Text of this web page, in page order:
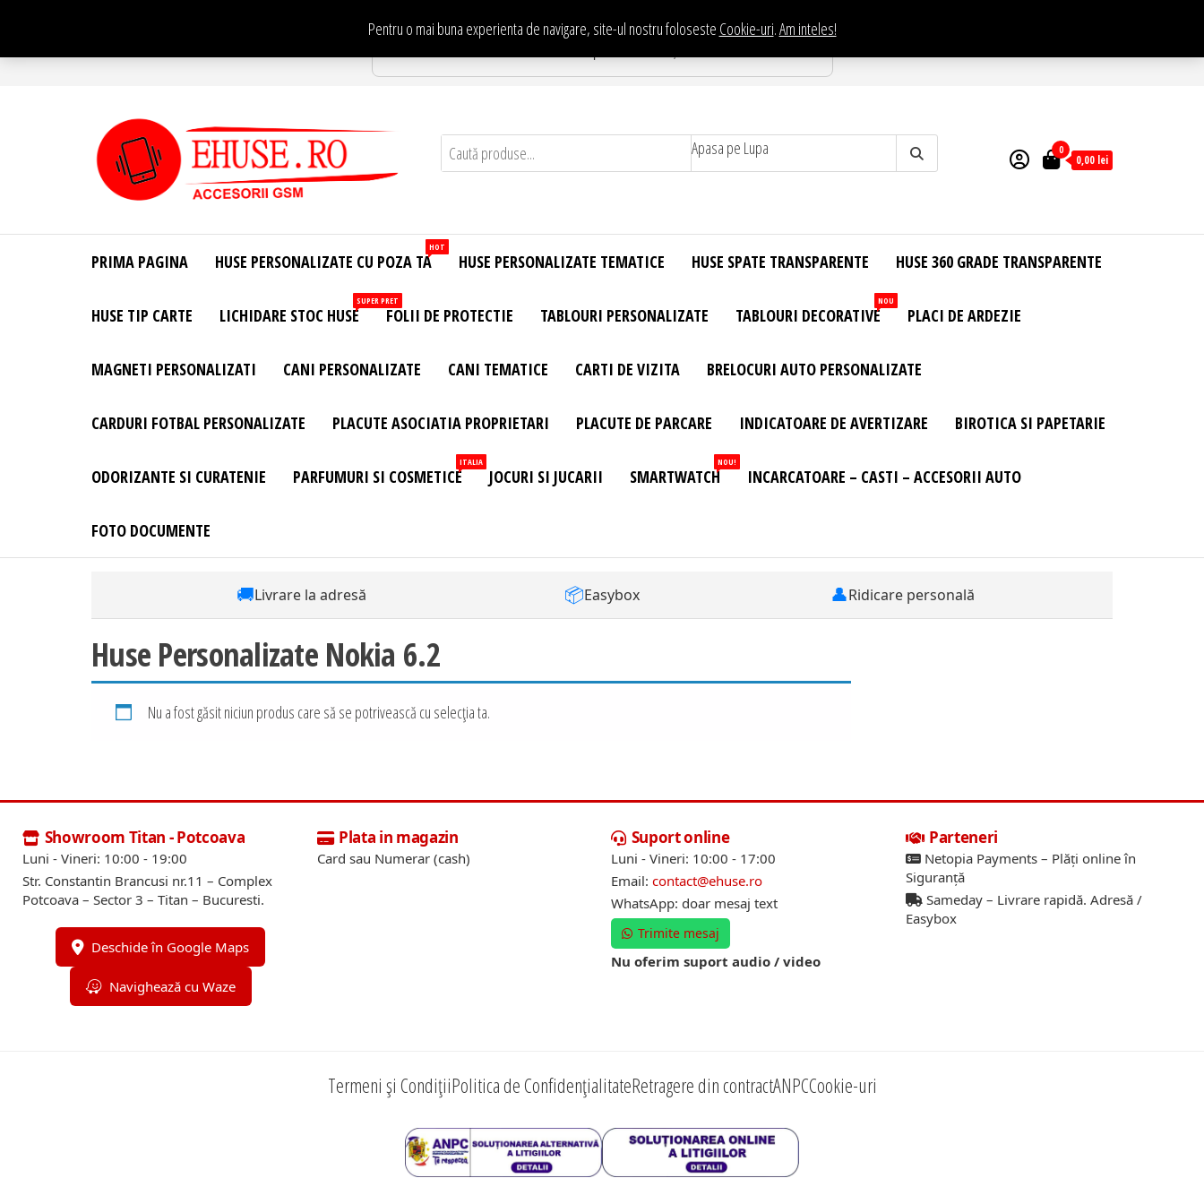
conținut
Pentru o mai buna experienta de navigare, site-ul nostru foloseste Cookie-uri.Am inteles!
Te asteptam in Showroom eHuse.ro
Site Oficial .
Huse
Personalizate
Huse
Personalizate
Telefon –
– Accesorii
Apasa pe Lupa 0
0,00 lei
PRIMA PAGINA HUSE PERSONALIZATE CU POZA TA
HOT
HUSE PERSONALIZATE TEMATICE HUSE SPATE TRANSPARENTE HUSE 360 GRADE TRANSPARENTE
HUSE TIP CARTE LICHIDARE STOC HUSE
SUPER PRET
FOLII DE PROTECTIE TABLOURI PERSONALIZATE TABLOURI DECORATIVE
NOU
PLACI DE ARDEZIE
MAGNETI PERSONALIZATI CANI PERSONALIZATE CANI TEMATICE CARTI DE VIZITA BRELOCURI AUTO PERSONALIZATE
CARDURI FOTBAL PERSONALIZATE PLACUTE ASOCIATIA PROPRIETARI PLACUTE DE PARCARE INDICATOARE DE AVERTIZARE BIROTICA SI PAPETARIE
ODORIZANTE SI CURATENIE PARFUMURI SI COSMETICE
ITALIA
JOCURI SI JUCARII SMARTWATCH
NOU!
INCARCATOARE – CASTI – ACCESORII AUTO
FOTO DOCUMENTE
🚚Livrare la adresă 📦Easybox 👤Ridicare personală
Huse Personalizate Nokia 6.2
Nu a fost găsit niciun produs care să se potrivească cu selecția ta.
Showroom Titan - Potcoava
Luni - Vineri: 10:00 - 19:00
Str. Constantin Brancusi nr.11 – Complex
Potcoava – Sector 3 – Titan – Bucuresti.
Deschide în Google Maps
Navighează cu Waze
Plata in magazin
Card sau Numerar (cash)
Suport online
Luni - Vineri: 10:00 - 17:00
Email: contact@ehuse.ro
WhatsApp: doar mesaj text
Trimite mesaj
Nu oferim suport audio / video
Parteneri
Netopia Payments – Plăți online în
Siguranță
Sameday – Livrare rapidă. Adresă /
Easybox
Termeni și CondițiiPolitica de ConfidențialitateRetragere din contractANPCCookie-uri